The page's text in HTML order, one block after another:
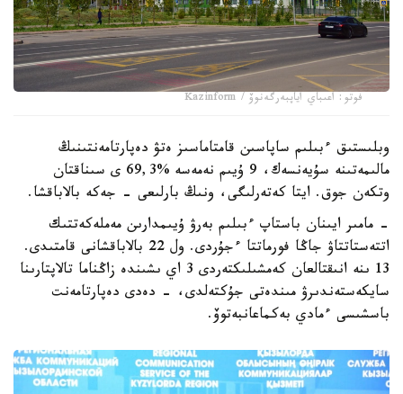
فوتو: اعىباي اياپبەرگەنوۆ / Kazinform
وبلىستىق ءبىلىم ساپاسىن قامتاماسىز ەتۋ دەپارتامەنتىنىڭ
مالىمەتىنە سۇيەنسەك، 9 ۇيىم نەمەسە %69,3 ى سىناقتان
وتكەن جوق. ايتا كەتەرلىگى، ونىڭ بارلىعى - جەكە بالاباقشا.
- مامىر ايىنان باستاپ ءبىلىم بەرۋ ۇيىمدارىن مەملەكەتتىك
اتتەستاتتاۋ جاڭا فورماتتا ءجۇردى. ول 22 بالاباقشانى قامتىدى.
13 ىنە انىقتالعان كەمشىلىكتەردى 3 اي ىشىندە زاڭناما تالاپتارىنا
سايكەستەندىرۋ مىندەتى جۇكتەلدى، - دەدى دەپارتامەنت
باسشىسى ءمادي بەكماعانبەتوۆ.